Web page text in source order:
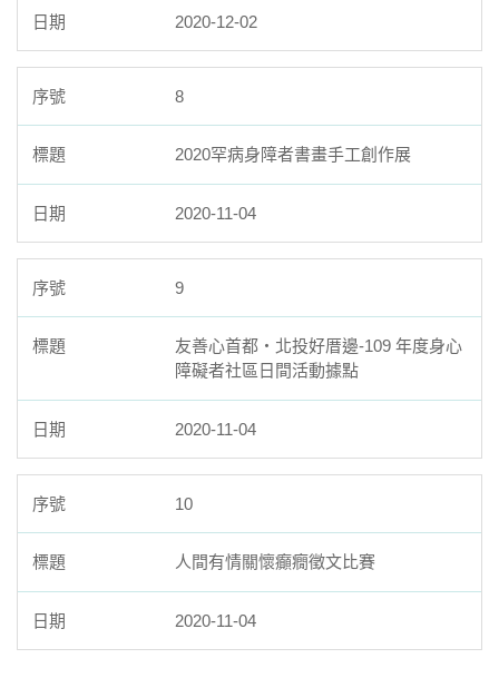
2020-12-02
8
2020罕病身障者書畫手工創作展
2020-11-04
9
友善心首都‧北投好厝邊-109 年度身心
障礙者社區日間活動據點
2020-11-04
10
人間有情關懷癲癇徵文比賽
2020-11-04